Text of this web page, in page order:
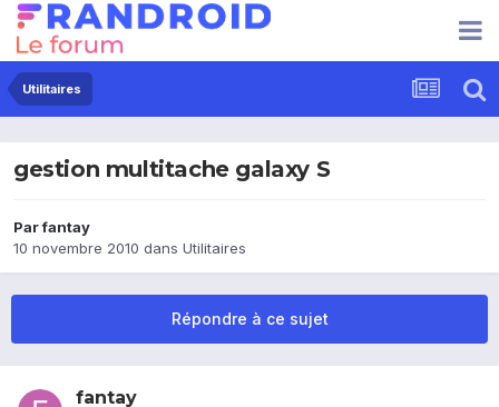
Utilitaires
gestion multitache galaxy S
Parfantay
10 novembre 2010 dans Utilitaires
Répondre à ce sujet
fantay